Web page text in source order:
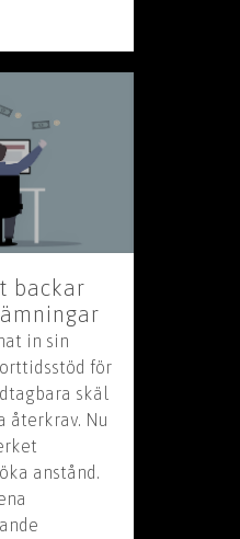
backar
in sin
för
skäl
återkrav. Nu
anstånd.